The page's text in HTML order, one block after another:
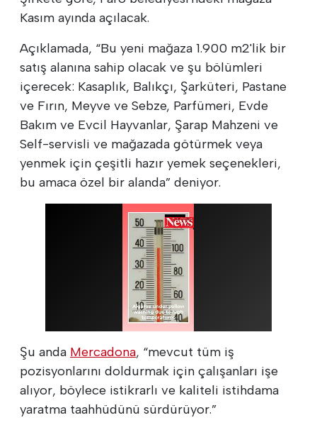
Kasım ayında açılacak.
Açıklamada, “Bu yeni mağaza 1.900 m2'lik bir
satış alanına sahip olacak ve şu bölümleri
içerecek: Kasaplık, Balıkçı, Şarküteri, Pastane
ve Fırın, Meyve ve Sebze, Parfümeri, Evde
Bakım ve Evcil Hayvanlar, Şarap Mahzeni ve
Self-servisli ve mağazada götürmek veya
yenmek için çeşitli hazır yemek seçenekleri,
bu amaca özel bir alanda” deniyor.
Şu anda Mercadona, “mevcut tüm iş
pozisyonlarını doldurmak için çalışanları işe
alıyor, böylece istikrarlı ve kaliteli istihdama
yaratma taahhüdünü sürdürüyor.”